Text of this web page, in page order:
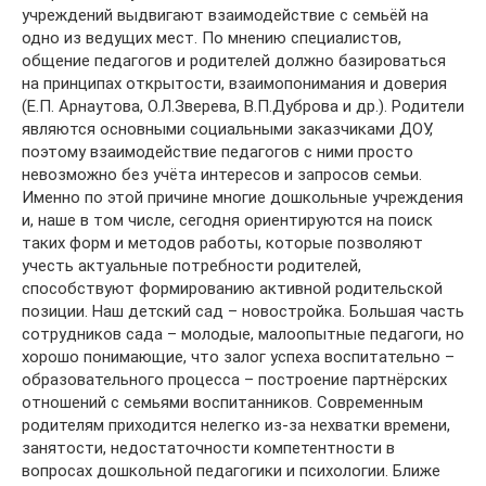
учреждений выдвигают взаимодействие с семьёй на
одно из ведущих мест. По мнению специалистов,
общение педагогов и родителей должно базироваться
на принципах открытости, взаимопонимания и доверия
(Е.П. Арнаутова, О.Л.Зверева, В.П.Дуброва и др.). Родители
являются основными социальными заказчиками ДОУ,
поэтому взаимодействие педагогов с ними просто
невозможно без учёта интересов и запросов семьи.
Именно по этой причине многие дошкольные учреждения
и, наше в том числе, сегодня ориентируются на поиск
таких форм и методов работы, которые позволяют
учесть актуальные потребности родителей,
способствуют формированию активной родительской
позиции. Наш детский сад – новостройка. Большая часть
сотрудников сада – молодые, малоопытные педагоги, но
хорошо понимающие, что залог успеха воспитательно –
образовательного процесса – построение партнёрских
отношений с семьями воспитанников. Современным
родителям приходится нелегко из-за нехватки времени,
занятости, недостаточности компетентности в
вопросах дошкольной педагогики и психологии. Ближе